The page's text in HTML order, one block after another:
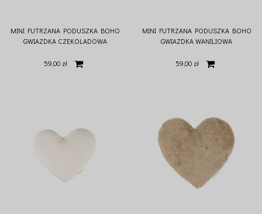
MINI FUTRZANA PODUSZKA BOHO
GWIAZDKA CZEKOLADOWA
59,00 zł
MINI FUTRZANA PODUSZKA BOHO
GWIAZDKA WANILIOWA
59,00 zł